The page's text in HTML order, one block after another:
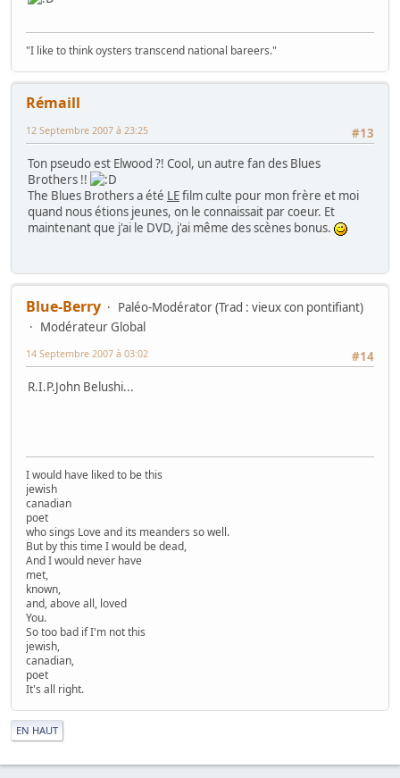
"I like to think oysters transcend national bareers."
Rémaill
#13
12 Septembre 2007 à 23:25
Ton pseudo est Elwood ?! Cool, un autre fan des Blues
Brothers !!
The Blues Brothers a été LEfilm culte pour mon frère et moi
quand nous étions jeunes, on le connaissait par coeur. Et
maintenant que j'ai le DVD, j'ai même des scènes bonus.
Blue-Berry
Paléo-Modérator (Trad : vieux con pontifiant)
Modérateur Global
#14
14 Septembre 2007 à 03:02
R.I.P.John Belushi...
I would have liked to be this
jewish
canadian
poet
who sings Love and its meanders so well.
But by this time I would be dead,
And I would never have
met,
known,
and, above all, loved
You.
So too bad if I'm not this
jewish,
canadian,
poet
It's all right.
EN HAUT